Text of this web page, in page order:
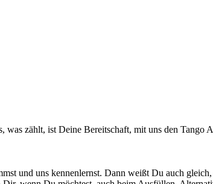
zählt, ist Deine Bereitschaft, mit uns den Tango
und uns kennenlernst. Dann weißt Du auch